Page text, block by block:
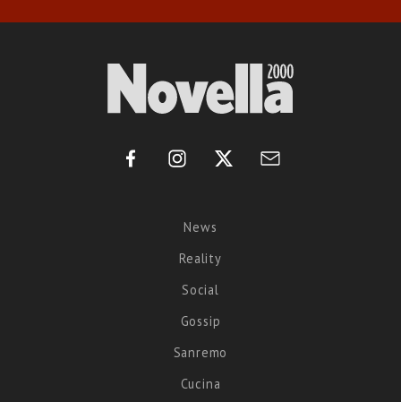
News
Reality
Social
Gossip
Sanremo
Cucina